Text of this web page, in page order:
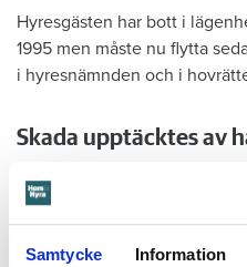
Samtycke Information
Hyresgästen har bott i
1995 men måste nu flytta
i hyresnämnden och i
Skada upptäcktes av
Det var när hyresvärdens
duschmunstycke under
plastmattan på väggen i
detta lät värden ett företag